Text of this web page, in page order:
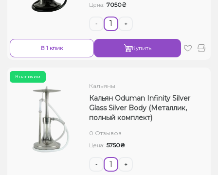
Цена: 7050₴
- +
В 1 клик Купить
В наличии
Кальяны
Кальян Oduman Infinity Silver
Glass Silver Body (Металлик,
полный комплект)
0 Отзывов
Цена: 5750₴
- +